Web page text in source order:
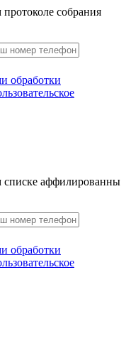
собрания
обработки
списке аффилированны
обработки